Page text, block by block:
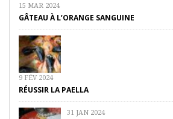
15 MAR 2024
GÂTEAU À L’ORANGE SANGUINE
9 FÉV 2024
RÉUSSIR LA PAELLA
31 JAN 2024